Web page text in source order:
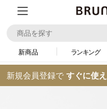
新商品 ランキング
新規会員登録で すぐに使